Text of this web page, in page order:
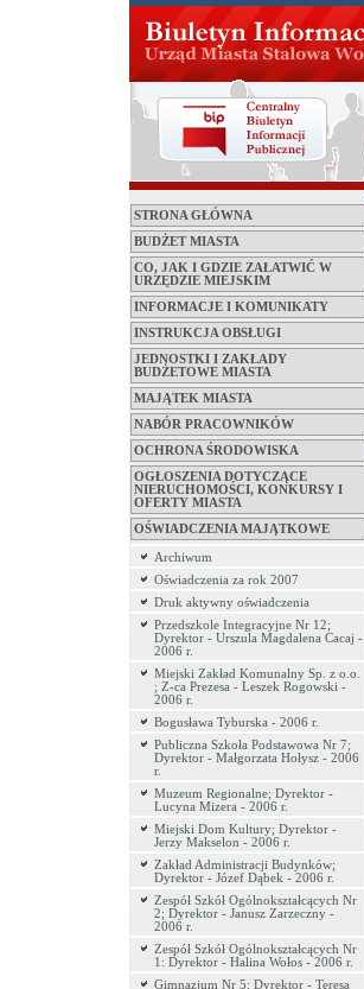
STRONA GŁÓWNA
BUDŻET MIASTA
CO, JAK I GDZIE ZAŁATWIĆ W
URZĘDZIE MIEJSKIM
INFORMACJE I KOMUNIKATY
INSTRUKCJA OBSŁUGI
JEDNOSTKI I ZAKŁADY
BUDŻETOWE MIASTA
MAJĄTEK MIASTA
NABÓR PRACOWNIKÓW
OCHRONA ŚRODOWISKA
OGŁOSZENIA DOTYCZĄCE
NIERUCHOMOŚCI, KONKURSY I
OFERTY MIASTA
OŚWIADCZENIA MAJĄTKOWE
Archiwum
Oświadczenia za rok 2007
Druk aktywny oświadczenia
Przedszkole Integracyjne Nr 12;
Dyrektor - Urszula Magdalena Cacaj -
2006 r.
Miejski Zakład Komunalny Sp. z o.o.
; Z-ca Prezesa - Leszek Rogowski -
2006 r.
Bogusława Tyburska - 2006 r.
Publiczna Szkoła Podstawowa Nr 7;
Dyrektor - Małgorzata Hołysz - 2006
r.
Muzeum Regionalne; Dyrektor -
Lucyna Mizera - 2006 r.
Miejski Dom Kultury; Dyrektor -
Jerzy Makselon - 2006 r.
Zakład Administracji Budynków;
Dyrektor - Józef Dąbek - 2006 r.
Zespół Szkół Ogólnokształcących Nr
2; Dyrektor - Janusz Zarzeczny -
2006 r.
Zespół Szkół Ogólnokształcących Nr
1: Dyrektor - Halina Wołos - 2006 r.
Gimnazjum Nr 5; Dyrektor - Teresa